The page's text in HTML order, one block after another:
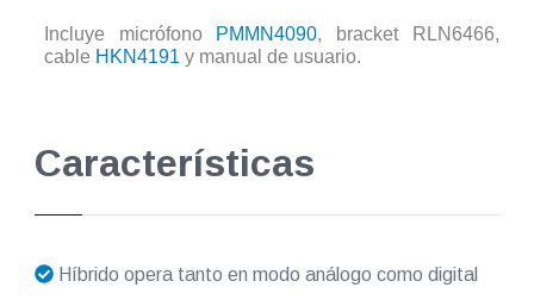
Incluye micrófono PMMN4090, bracket RLN6466,
cable HKN4191 y manual de usuario.
Características
Híbrido opera tanto en modo análogo como digital